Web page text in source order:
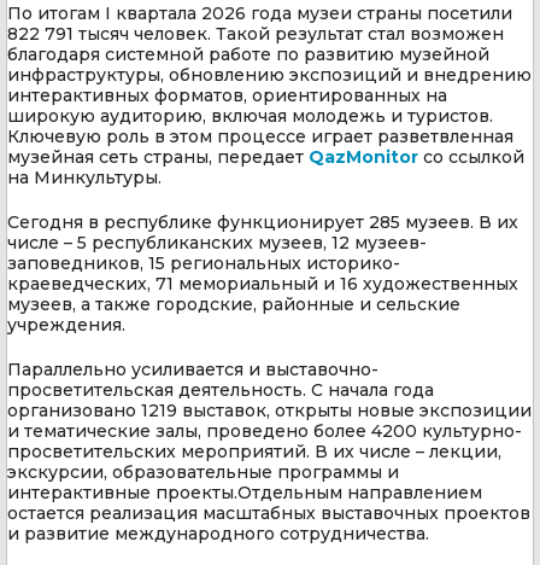
По итогам I квартала 2026 года музеи страны посетили
822 791 тысяч человек. Такой результат стал возможен
благодаря системной работе по развитию музейной
инфраструктуры, обновлению экспозиций и внедрению
интерактивных форматов, ориентированных на
широкую аудиторию, включая молодежь и туристов.
Ключевую роль в этом процессе играет разветвленная
музейная сеть страны, передает QazMonitor со ссылкой
на Минкультуры.
Сегодня в республике функционирует 285 музеев. В их
числе – 5 республиканских музеев, 12 музеев-
заповедников, 15 региональных историко-
краеведческих, 71 мемориальный и 16 художественных
музеев, а также городские, районные и сельские
учреждения.
Параллельно усиливается и выставочно-
просветительская деятельность. С начала года
организовано 1219 выставок, открыты новые экспозиции
и тематические залы, проведено более 4200 культурно-
просветительских мероприятий. В их числе – лекции,
экскурсии, образовательные программы и
интерактивные проекты.Отдельным направлением
остается реализация масштабных выставочных проектов
и развитие международного сотрудничества.